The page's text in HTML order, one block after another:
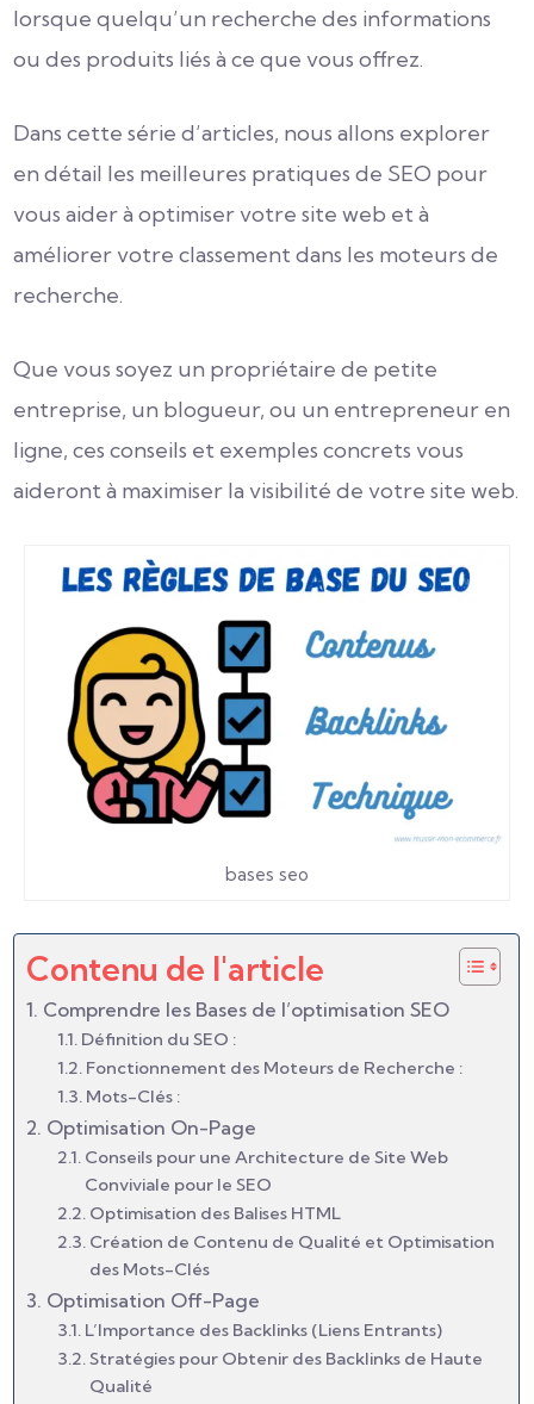
lorsque quelqu’un recherche des informations
ou des produits liés à ce que vous offrez.
Dans cette série d’articles, nous allons explorer
en détail les meilleures pratiques de SEO pour
vous aider à optimiser votre site web et à
améliorer votre classement dans les moteurs de
recherche.
Que vous soyez un propriétaire de petite
entreprise, un blogueur, ou un entrepreneur en
ligne, ces conseils et exemples concrets vous
aideront à maximiser la visibilité de votre site web.
bases seo
Contenu de l'article
Comprendre les Bases de l’optimisation SEO
Définition du SEO :
Fonctionnement des Moteurs de Recherche :
Mots-Clés :
Optimisation On-Page
Conseils pour une Architecture de Site Web
Conviviale pour le SEO
Optimisation des Balises HTML
Création de Contenu de Qualité et Optimisation
des Mots-Clés
Optimisation Off-Page
L’Importance des Backlinks (Liens Entrants)
Stratégies pour Obtenir des Backlinks de Haute
Qualité